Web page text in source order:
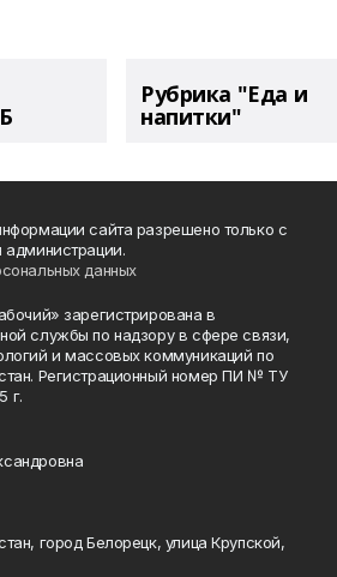
Рубрика "Еда и
напитки"
сайта разрешено только с
администрации.
данных
зарегистрирована в
службы по надзору в сфере связи,
и массовых коммуникаций по
Регистрационный номер ПИ № ТУ
г.
город Белорецк, улица Крупской,